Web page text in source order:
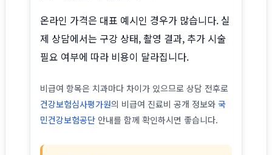
온라인 가격은 대표 예시인 경우가 많습니다. 실
제 상담에서는 구강 상태, 촬영 결과, 추가 시술
필요 여부에 따라 비용이 달라집니다.
비급여 항목은 치과마다 차이가 있으므로 상담 전후로
건강보험심사평가원의 비급여 진료비 공개 정보와 국
민건강보험공단 안내를 함께 확인하시면 좋습니다.